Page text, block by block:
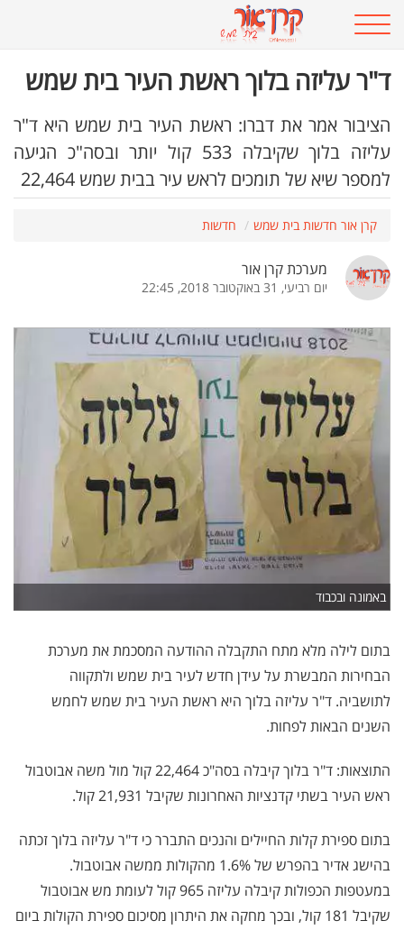
ד"ר עליזה בלוך ראשת העיר בית שמש
הציבור אמר את דברו: ראשת העיר בית שמש היא ד"ר
עליזה בלוך שקיבלה 533 קול יותר ובסה"כ הגיעה
למספר שיא של תומכים לראש עיר בבית שמש 22,464
קרן אור חדשות בית שמש חדשות
מערכת קרן אור
יום רביעי, 31 באוקטובר 2018, 22:45
באמונה ובכבוד
בתום לילה מלא מתח התקבלה ההודעה המסכמת את מערכת
הבחירות המבשרת על עידן חדש לעיר בית שמש ולתקווה
לתושביה. ד"ר עליזה בלוך היא ראשת העיר בית שמש לחמש
השנים הבאות לפחות.
התוצאות: ד"ר בלוך קיבלה בסה"כ 22,464 קול מול משה אבוטבול
ראש העיר בשתי קדנציות האחרונות שקיבל 21,931 קול.
בתום ספירת קלות החיילים והנכים התברר כי ד"ר עליזה בלוך זכתה
בהישג אדיר בהפרש של 1.6% מהקולות ממשה אבוטבול.
במעטפות הכפולות קיבלה עליזה 965 קול לעומת מש אבוטבול
שקיבל 181 קול, ובכך מחקה את היתרון מסיכום ספירת הקולות ביום